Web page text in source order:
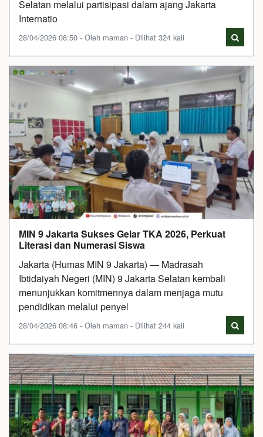
Selatan melalui partisipasi dalam ajang Jakarta
Internatio
28/04/2026 08:50 - Oleh maman - Dilihat 324 kali
MIN 9 Jakarta Sukses Gelar TKA 2026, Perkuat
Literasi dan Numerasi Siswa
Jakarta (Humas MIN 9 Jakarta) — Madrasah
Ibtidaiyah Negeri (MIN) 9 Jakarta Selatan kembali
menunjukkan komitmennya dalam menjaga mutu
pendidikan melalui penyel
28/04/2026 08:46 - Oleh maman - Dilihat 244 kali